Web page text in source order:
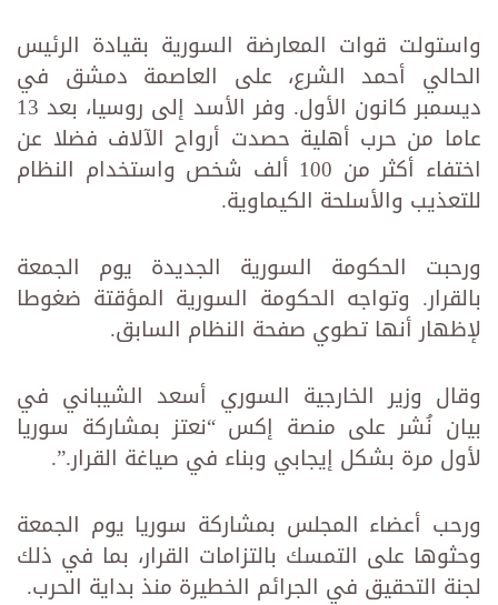
واستولت قوات المعارضة السورية بقيادة الرئيس
الحالي أحمد الشرع، على العاصمة دمشق في
ديسمبر كانون الأول. وفر الأسد إلى روسيا، بعد 13
عاما من حرب أهلية حصدت أرواح الآلاف فضلا عن
اختفاء أكثر من 100 ألف شخص واستخدام النظام
للتعذيب والأسلحة الكيماوية.
ورحبت الحكومة السورية الجديدة يوم الجمعة
بالقرار. وتواجه الحكومة السورية المؤقتة ضغوطا
لإظهار أنها تطوي صفحة النظام السابق.
وقال وزير الخارجية السوري أسعد الشيباني في
بيان نُشر على منصة إكس “نعتز بمشاركة سوريا
لأول مرة بشكل إيجابي وبناء في صياغة القرار.”.
ورحب أعضاء المجلس بمشاركة سوريا يوم الجمعة
وحثوها على التمسك بالتزامات القرار، بما في ذلك
لجنة التحقيق في الجرائم الخطيرة منذ بداية الحرب.